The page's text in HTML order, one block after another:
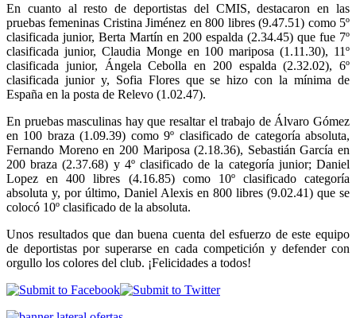
En cuanto al resto de deportistas del CMIS, destacaron en las
pruebas femeninas Cristina Jiménez en 800 libres (9.47.51) como 5º
clasificada junior, Berta Martín en 200 espalda (2.34.45) que fue 7º
clasificada junior, Claudia Monge en 100 mariposa (1.11.30), 11º
clasificada junior, Ángela Cebolla en 200 espalda (2.32.02), 6º
clasificada junior y, Sofia Flores que se hizo con la mínima de
España en la posta de Relevo (1.02.47).
En pruebas masculinas hay que resaltar el trabajo de Álvaro Gómez
en 100 braza (1.09.39) como 9º clasificado de categoría absoluta,
Fernando Moreno en 200 Mariposa (2.18.36), Sebastián García en
200 braza (2.37.68) y 4º clasificado de la categoría junior; Daniel
Lopez en 400 libres (4.16.85) como 10º clasificado categoría
absoluta y, por último, Daniel Alexis en 800 libres (9.02.41) que se
colocó 10º clasificado de la absoluta.
Unos resultados que dan buena cuenta del esfuerzo de este equipo
de deportistas por superarse en cada competición y defender con
orgullo los colores del club. ¡Felicidades a todos!